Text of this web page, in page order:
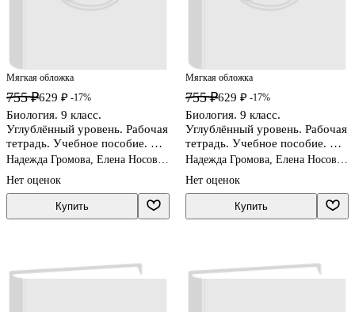
Мягкая обложка
755 ₽629 ₽ -17%
Биология. 9 класс.
Углублённый уровень. Рабочая
тетрадь. Учебное пособие. В
двух частях. Часть 1. ФГОС
Надежда Громова, Елена Носова,
Нет оценок
Купить
Мягкая обложка
755 ₽629 ₽ -17%
Биология. 9 класс.
Углублённый уровень. Рабочая
тетрадь. Учебное пособие. В
двух частях. Часть 2. ФГОС
Надежда Громова, Елена Носова,
Нет оценок
Купить